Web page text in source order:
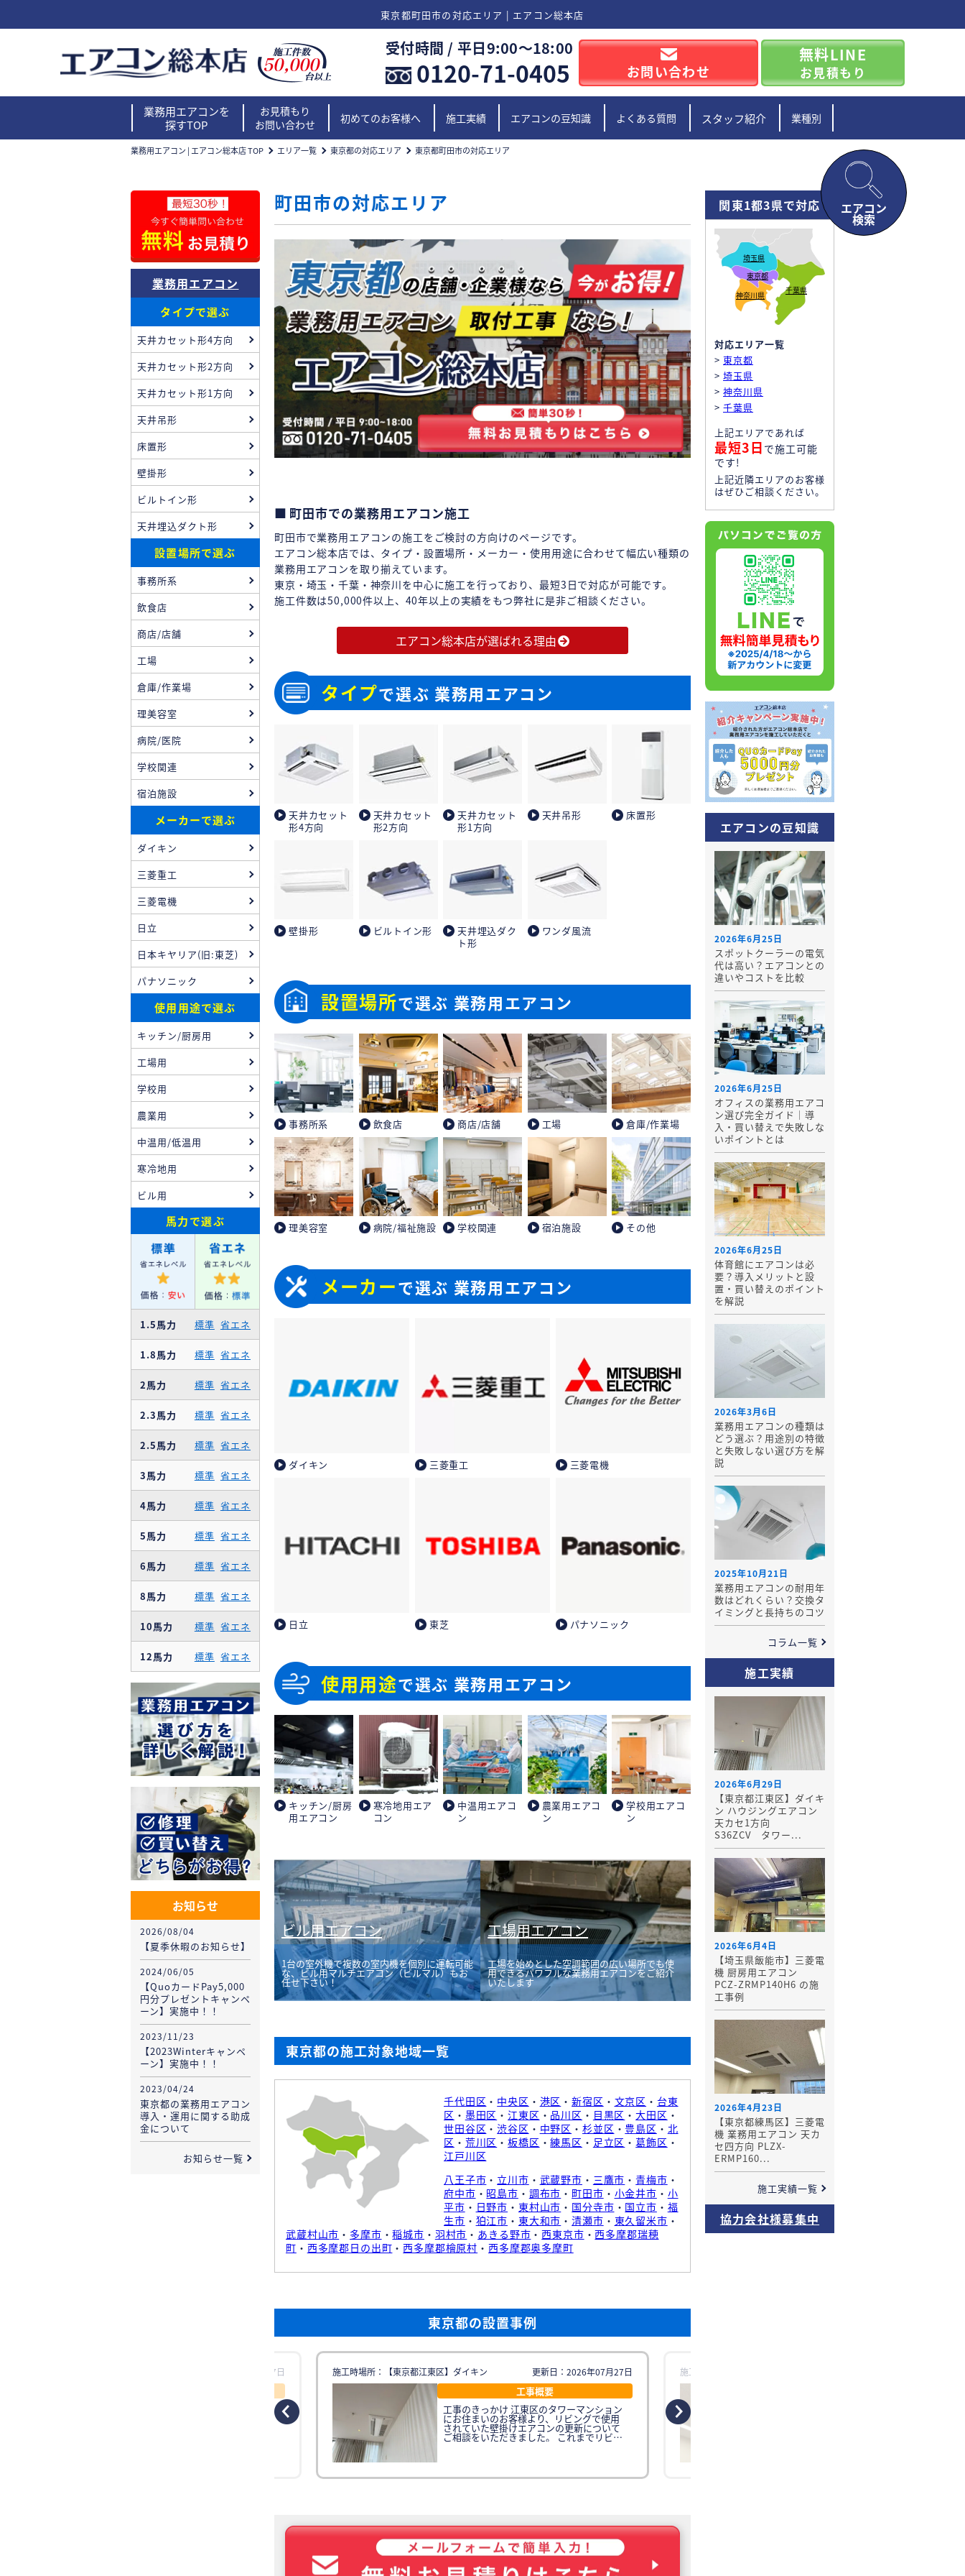
東京都町田市の対応エリア | エアコン総本店
受付時間 / 平日9:00〜18:00
0120-71-0405 お問い合わせ
無料LINE
お見積もり
業務用エアコンを
探すTOP
お見積もり
お問い合わせ
初めてのお客様へ 施工実績 エアコンの豆知識 よくある質問 スタッフ紹介 業種別
エアコン
検索
業務用エアコン | エアコン総本店 TOP エリア一覧 東京都の対応エリア 東京都町田市の対応エリア
町田市の対応エリア
町田市での業務用エアコン施工
町田市で業務用エアコンの施工をご検討の方向けのページです。
エアコン総本店では、タイプ・設置場所・メーカー・使用用途に合わせて幅広い種類の
業務用エアコンを取り揃えています。
東京・埼玉・千葉・神奈川を中心に施工を行っており、最短3日で対応が可能です。
施工件数は50,000件以上、40年以上の実績をもつ弊社に是非ご相談ください。
エアコン総本店が選ばれる理由
タイプで選ぶ 業務用エアコン
天井カセット
形4方向
天井カセット
形2方向
天井カセット
形1方向
天井吊形 床置形
壁掛形 ビルトイン形
天井埋込ダク
ト形
ワンダ風流
設置場所で選ぶ 業務用エアコン
事務所系 飲食店 商店/店舗 工場 倉庫/作業場
理美容室 病院/福祉施設 学校関連 宿泊施設 その他
メーカーで選ぶ 業務用エアコン
ダイキン 三菱重工 三菱電機
日立 東芝 パナソニック
使用用途で選ぶ 業務用エアコン
キッチン/厨房
用エアコン
寒冷地用エア
コン
中温用エアコ
ン
農業用エアコ
ン
学校用エアコ
ン
ビル用エアコン
1台の室外機で複数の室内機を個別に運転可能
な、ビル用マルチエアコン（ビルマル）もお
任せ下さい！
工場用エアコン
工場を始めとした空調範囲の広い場所でも使
用できるパワフルな業務用エアコンをご紹介
いたします
東京都の施工対象地域一覧
千代田区 ・ 中央区 ・ 港区 ・新宿区 ・ 文京区 ・ 台東
区 ・ 墨田区 ・江東区 ・ 品川区 ・ 目黒区 ・大田区 ・
世田谷区 ・渋谷区 ・ 中野区 ・ 杉並区 ・ 豊島区 ・ 北
区 ・ 荒川区 ・板橋区 ・練馬区 ・ 足立区 ・葛飾区 ・
江戸川区
八王子市 ・ 立川市 ・ 武蔵野市 ・ 三鷹市 ・青梅市 ・
府中市 ・ 昭島市 ・ 調布市 ・ 町田市 ・ 小金井市 ・ 小
平市 ・ 日野市 ・ 東村山市 ・ 国分寺市 ・ 国立市 ・ 福
生市 ・ 狛江市 ・ 東大和市 ・清瀬市 ・ 東久留米市 ・
武蔵村山市 ・ 多摩市 ・稲城市 ・ 羽村市 ・ あきる野市 ・西東京市 ・西多摩郡瑞穂
町 ・ 西多摩郡日の出町 ・西多摩郡檜原村 ・ 西多摩郡奥多摩町
東京都の設置事例
更新日：2026年07月27日 施工時場所：【東京都江東区】ダイキン 更新日：2026年07月27日
工事概要
工事のきっかけ 江東区のタワーマンション
にお住まいのお客様より、リビングで使用
されていた壁掛けエアコンの更新について
ご相談をいただきました。 これまでリビン
グでは壁掛けエアコン1台をご使用されてい
夏場は部
施工時場所：【東京都練馬区】三菱電機
業務用エアコン
タイプで選ぶ
天井カセット形4方向
天井カセット形2方向
天井カセット形1方向
天井吊形
床置形
壁掛形
ビルトイン形
天井埋込ダクト形
設置場所で選ぶ
事務所系
飲食店
商店/店舗
工場
倉庫/作業場
理美容室
病院/医院
学校関連
宿泊施設
メーカーで選ぶ
ダイキン
三菱重工
三菱電機
日立
日本キヤリア(旧:東芝)
パナソニック
使用用途で選ぶ
キッチン/厨房用
工場用
学校用
農業用
中温用/低温用
寒冷地用
ビル用
馬力で選ぶ
1.5馬力 標準 省エネ
1.8馬力 標準 省エネ
2馬力 標準 省エネ
2.3馬力 標準 省エネ
2.5馬力 標準 省エネ
3馬力 標準 省エネ
4馬力 標準 省エネ
5馬力 標準 省エネ
6馬力 標準 省エネ
8馬力 標準 省エネ
10馬力 標準 省エネ
12馬力 標準 省エネ
お知らせ
2026/08/04
【夏季休暇のお知らせ】
2024/06/05
【QuoカードPay5,000
円分プレゼントキャンペ
ーン】実施中！！
2023/11/23
【2023Winterキャンペ
ーン】実施中！！
2023/04/24
東京都の業務用エアコン
導入・運用に関する助成
金について
お知らせ一覧
関東1都3県で対応
東京都
埼玉県
神奈川県 千葉県
対応エリア一覧
> 東京都
> 埼玉県
> 神奈川県
> 千葉県
上記エリアであれば
最短3日 で施工可能
です!
上記近隣エリアのお客様
はぜひご相談ください。
エアコンの豆知識
2026年6月25日
スポットクーラーの電気
代は高い？エアコンとの
違いやコストを比較
2026年6月25日
オフィスの業務用エアコ
ン選び完全ガイド｜導
入・買い替えで失敗しな
いポイントとは
2026年6月25日
体育館にエアコンは必
要？導入メリットと設
置・買い替えのポイント
を解説
2026年3月6日
業務用エアコンの種類は
どう選ぶ？用途別の特徴
と失敗しない選び方を解
説
2025年10月21日
業務用エアコンの耐用年
数はどれくらい？交換タ
イミングと長持ちのコツ
コラム一覧
施工実績
2026年6月29日
【東京都江東区】ダイキ
ン ハウジングエアコン
天カセ1方向
S36ZCV タワー...
2026年6月4日
【埼玉県飯能市】三菱電
機 厨房用エアコン
PCZ-ZRMP140H6 の施
工事例
2026年4月23日
【東京都練馬区】三菱電
機 業務用エアコン 天カ
セ四方向 PLZX-
ERMP160...
施工実績一覧
協力会社様募集中